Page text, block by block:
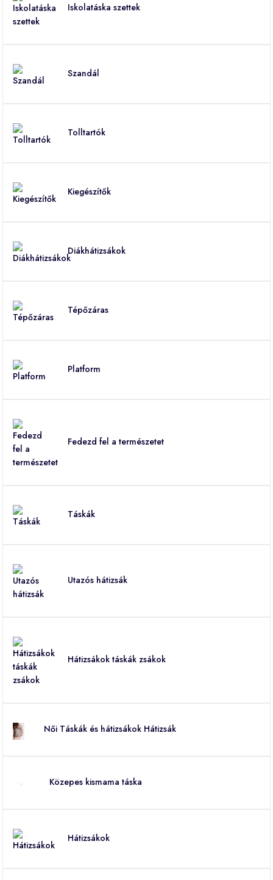
Iskolatáska szettek
Szandál
Tolltartók
Kiegészítők
Diákhátizsákok
Tépőzáras
Platform
Fedezd fel a természetet
Táskák
Utazós hátizsák
Hátizsákok táskák zsákok
Női Táskák és hátizsákok Hátizsák
Közepes kismama táska
Hátizsákok